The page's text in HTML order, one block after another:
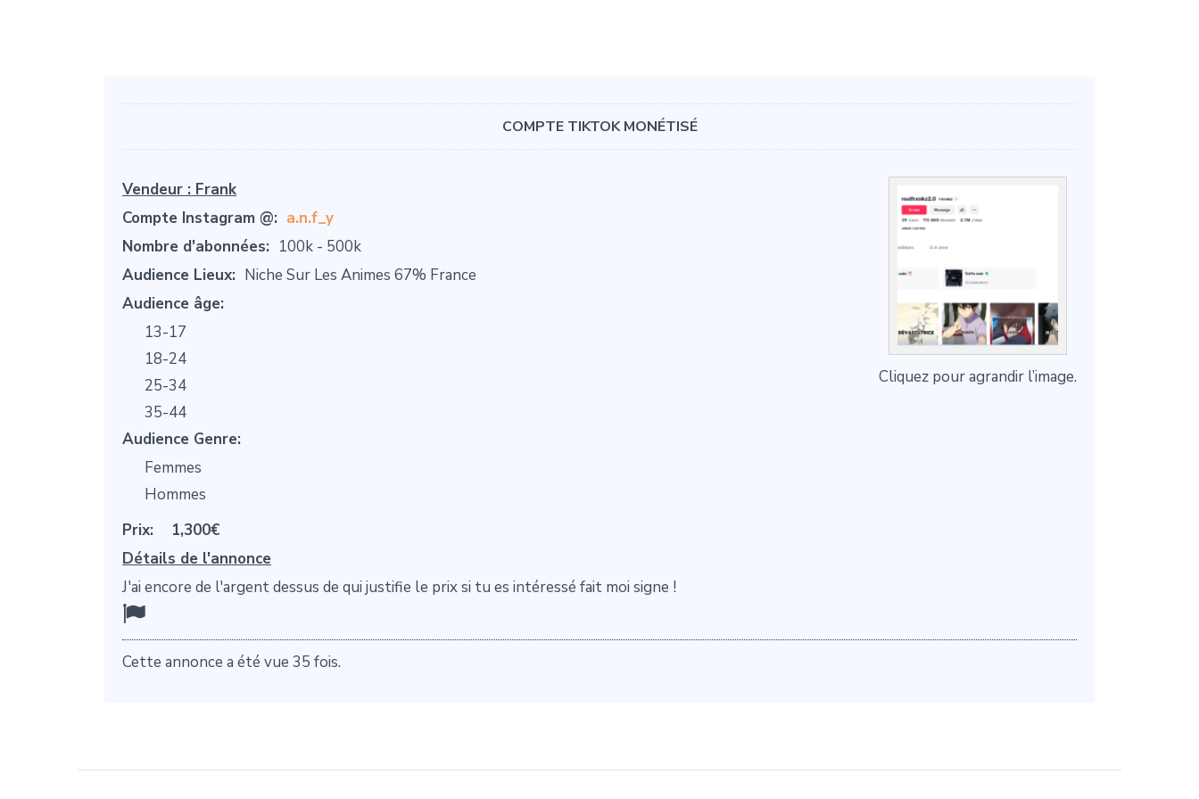
COMPTE TIKTOK MONÉTISÉ
Cliquez pour agrandir l’image.
Vendeur : Frank
Compte Instagram @: a.n.f_y
Nombre d'abonnées: 100k - 500k
Audience Lieux: Niche Sur Les Animes 67% France
Audience âge:
13-17
18-24
25-34
35-44
Audience Genre:
Femmes
Hommes
Prix:
1,300€
Détails de l'annonce
J'ai encore de l'argent dessus de qui justifie le prix si tu es intéressé fait moi signe !
Cette annonce a été vue 35 fois.